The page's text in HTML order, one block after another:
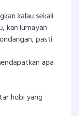
kalau sekali
kan lumayan
pasti
apa
hobi yang